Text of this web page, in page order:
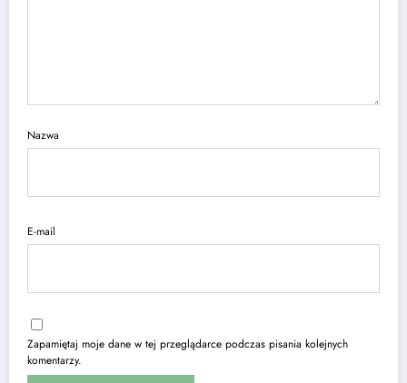
Nazwa
E-mail
Zapamiętaj moje dane w tej przeglądarce podczas pisania kolejnych
komentarzy.